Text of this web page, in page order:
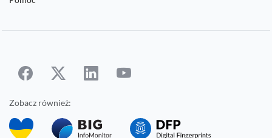
Zobacz również: